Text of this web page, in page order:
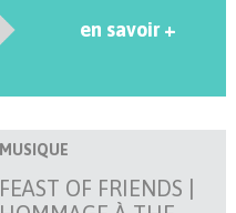
en savoir +
MUSIQUE
FEAST OF FRIENDS |